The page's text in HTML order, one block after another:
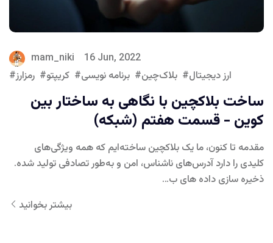
mam_niki
16 Jun, 2022
رمزارز
کریپتو برنامه نویسی بلاک‌چین ارز دیجیتال
ساخت بلاکچین با نگاهی به ساختار بین
کوین - قسمت هفتم (شبکه)
مقدمه تا کنون، ما یک بلاکچین ساخته‌ایم که همه ویژگی‌های
کلیدی را دارد آدرس‌های ناشناس، امن و به‌طور تصادفی تولید شده.
ذخیره سازی داده های ب…
بیشتر بخوانید